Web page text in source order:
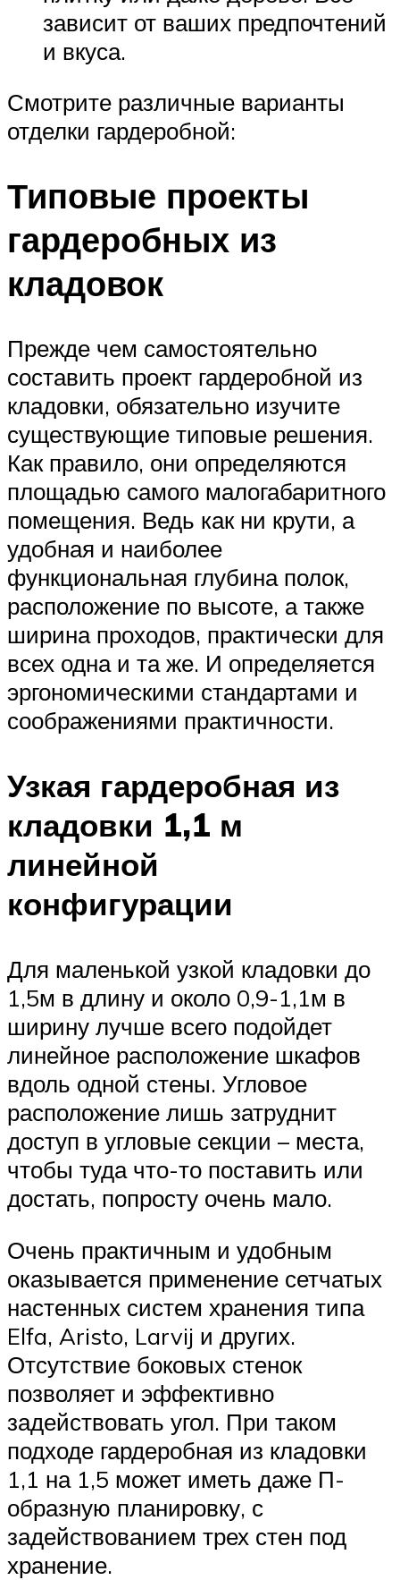
зависит от ваших предпочтений
и вкуса.
Смотрите различные варианты
отделки гардеробной:
Типовые проекты
гардеробных из
кладовок
Прежде чем самостоятельно
составить проект гардеробной из
кладовки, обязательно изучите
существующие типовые решения.
Как правило, они определяются
площадью самого малогабаритного
помещения. Ведь как ни крути, а
удобная и наиболее
функциональная глубина полок,
расположение по высоте, а также
ширина проходов, практически для
всех одна и та же. И определяется
эргономическими стандартами и
соображениями практичности.
Узкая гардеробная из
кладовки 1,1 м
линейной
конфигурации
Для маленькой узкой кладовки до
1,5м в длину и около 0,9-1,1м в
ширину лучше всего подойдет
линейное расположение шкафов
вдоль одной стены. Угловое
расположение лишь затруднит
доступ в угловые секции – места,
чтобы туда что-то поставить или
достать, попросту очень мало.
Очень практичным и удобным
оказывается применение сетчатых
настенных систем хранения типа
Elfa, Aristo, Larvij и других.
Отсутствие боковых стенок
позволяет и эффективно
задействовать угол. При таком
подходе гардеробная из кладовки
1,1 на 1,5 может иметь даже П-
образную планировку, с
задействованием трех стен под
хранение.